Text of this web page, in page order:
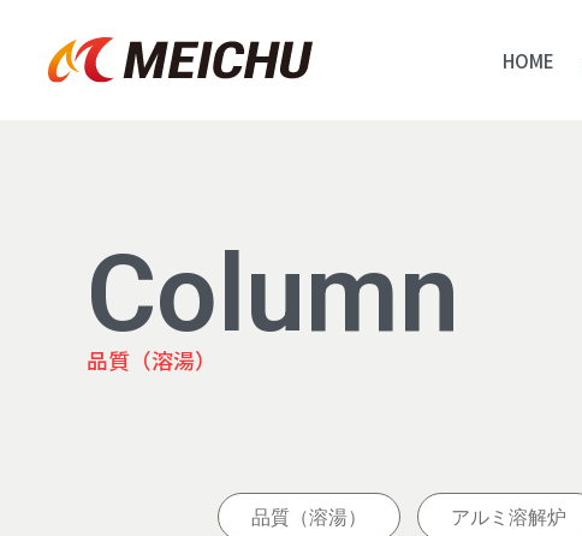
HOME
Column
品質（溶湯）
品質（溶湯） アルミ溶解炉